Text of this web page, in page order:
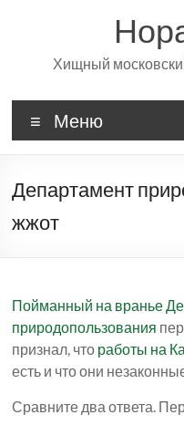
Хищный
Меню
Департамент
жжот
Пойманный на вранье
природопользования
признал, что работы на
есть и что они
Сравните два ответа.